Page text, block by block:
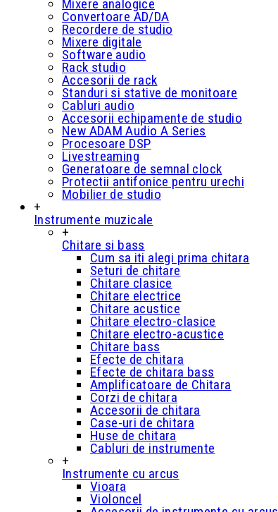
Mixere analogice
Convertoare AD/DA
Recordere de studio
Mixere digitale
Software audio
Rack studio
Accesorii de rack
Standuri si stative de monitoare
Cabluri audio
Accesorii echipamente de studio
New ADAM Audio A Series
Procesoare DSP
Livestreaming
Generatoare de semnal clock
Protectii antifonice pentru urechi
Mobilier de studio
+
Instrumente muzicale
+
Chitare si bass
Cum sa iti alegi prima chitara
Seturi de chitare
Chitare clasice
Chitare electrice
Chitare acustice
Chitare electro-clasice
Chitare electro-acustice
Chitare bass
Efecte de chitara
Efecte de chitara bass
Amplificatoare de Chitara
Corzi de chitara
Accesorii de chitara
Case-uri de chitara
Huse de chitara
Cabluri de instrumente
+
Instrumente cu arcus
Vioara
Violoncel